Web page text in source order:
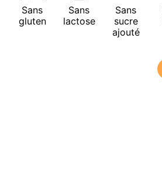
Sans
gluten
Sans
lactose
Sans
sucre
ajouté